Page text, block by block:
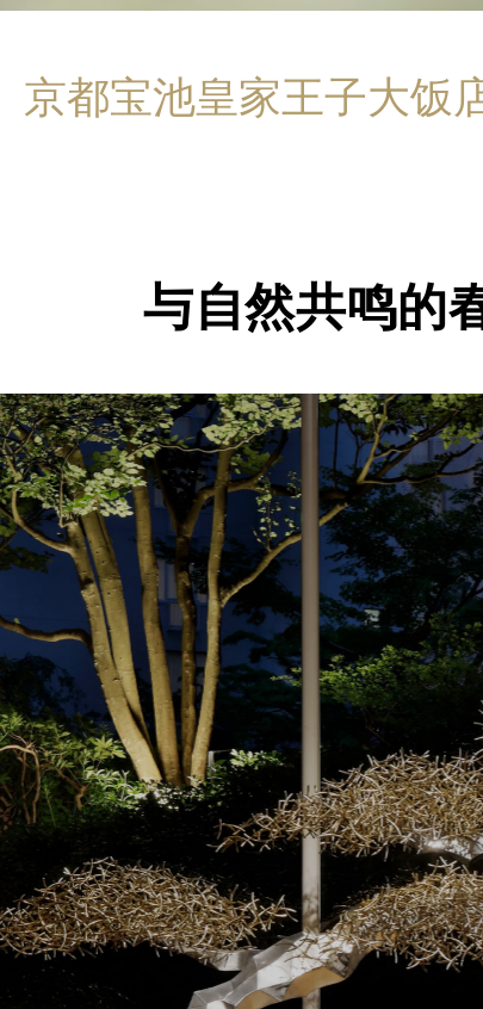
京都宝池皇家王子大饭
与自然共鸣的